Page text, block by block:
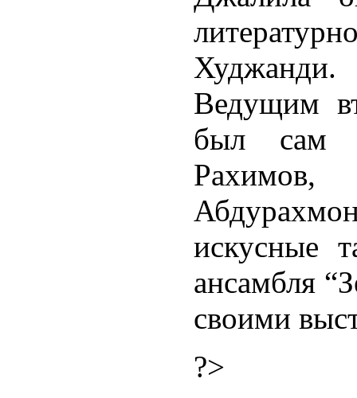
Худжанди.
Ведущим
был сам
Рахимов,
искусные
ансамбля
своими
?>